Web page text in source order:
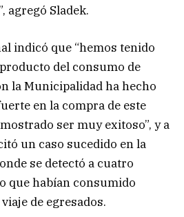
agregó Sladek.
indicó que “hemos tenido
del consumo de
la Municipalidad ha hecho
en la compra de este
ser muy exitoso”, y a
un caso sucedido en la
se detectó a cuatro
que habían consumido
de egresados.